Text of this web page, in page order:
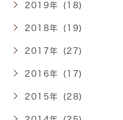
2019年 (18)
2018年 (19)
2017年 (27)
2016年 (17)
2015年 (28)